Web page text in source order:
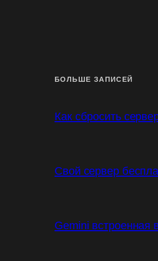
БОЛЬШЕ ЗАПИСЕЙ
Как сбросить
Свой сервер
Gemini встроенная